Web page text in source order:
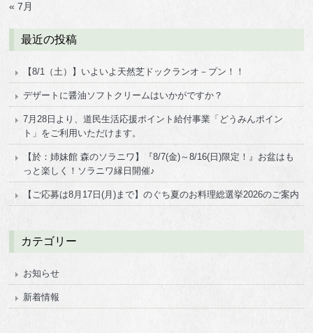
« 7月
最近の投稿
【8/1（土）】いよいよ天然芝ドックランオ－プン！！
デザートに醤油ソフトクリームはいかがですか？
7月28日より、道民生活応援ポイント給付事業「どうみんポイン
ト」をご利用いただけます。
【於：姉妹館 森のソラニワ】『8/7(金)～8/16(日)限定！』お盆はも
っと楽しく！ソラニワ縁日開催♪
【ご応募は8月17日(月)まで】のぐち夏のお料理総選挙2026のご案内
カテゴリー
お知らせ
新着情報